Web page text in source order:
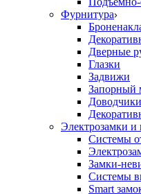
Фурнитура
Дверные
Глазки
Задвижи
Запорный
Доводчики
Электрозамки и
Системы
Замки-
Системы
Smart